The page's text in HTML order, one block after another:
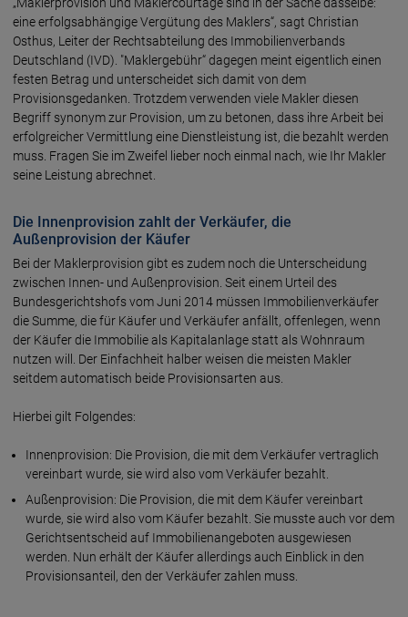
eine erfolgsabhängige Vergütung des Maklers“, sagt Christian
Osthus, Leiter der Rechtsabteilung des Immobilienverbands
Deutschland (IVD). "Maklergebühr“ dagegen meint eigentlich einen
festen Betrag und unterscheidet sich damit von dem
Provisionsgedanken. Trotzdem verwenden viele Makler diesen
Begriff synonym zur Provision, um zu betonen, dass ihre Arbeit bei
erfolgreicher Vermittlung eine Dienstleistung ist, die bezahlt werden
muss. Fragen Sie im Zweifel lieber noch einmal nach, wie Ihr Makler
seine Leistung abrechnet.
Die Innenprovision zahlt der Verkäufer, die
Außenprovision der Käufer
Bei der Maklerprovision gibt es zudem noch die Unterscheidung
zwischen Innen- und Außenprovision. Seit einem Urteil des
Bundesgerichtshofs vom Juni 2014 müssen Immobilienverkäufer
die Summe, die für Käufer und Verkäufer anfällt, offenlegen, wenn
der Käufer die Immobilie als Kapitalanlage statt als Wohnraum
nutzen will. Der Einfachheit halber weisen die meisten Makler
seitdem automatisch beide Provisionsarten aus.
Hierbei gilt Folgendes:
Innenprovision: Die Provision, die mit dem Verkäufer vertraglich
vereinbart wurde, sie wird also vom Verkäufer bezahlt.
Außenprovision: Die Provision, die mit dem Käufer vereinbart
wurde, sie wird also vom Käufer bezahlt. Sie musste auch vor dem
Gerichtsentscheid auf Immobilienangeboten ausgewiesen
werden. Nun erhält der Käufer allerdings auch Einblick in den
Provisionsanteil, den der Verkäufer zahlen muss.